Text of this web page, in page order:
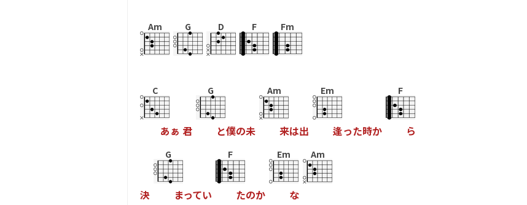
Am G D F Fm
C
あぁ 君
G
と僕の未
Am
来は出
Em
逢った時か
F
ら
決
G
まってい
F
たのか
Em
な
Am